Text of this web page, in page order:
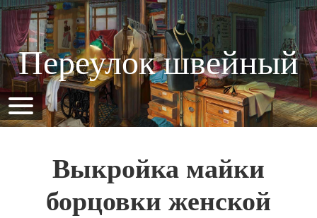
Переулок швейный
Выкройка майки
борцовки женской